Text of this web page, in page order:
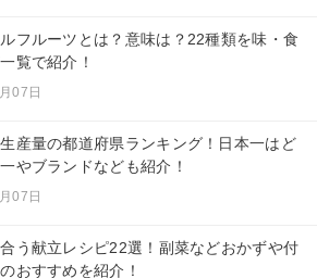
ルフルーツとは？意味は？22種類を味・食
覧で紹介！
07日
産量の都道府県ランキング！日本一はど
やブランドなども紹介！
07日
う献立レシピ22選！副菜などおかずや付
おすすめを紹介！